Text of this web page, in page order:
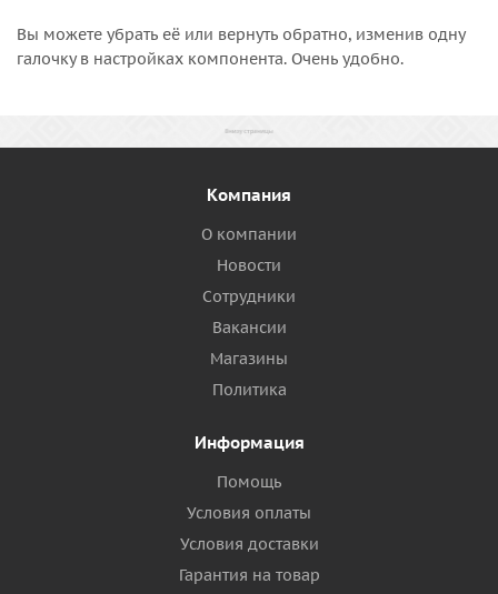
Вы можете убрать её или вернуть обратно, изменив одну
галочку в настройках компонента. Очень удобно.
Компания
О компании
Новости
Сотрудники
Вакансии
Магазины
Политика
Информация
Помощь
Условия оплаты
Условия доставки
Гарантия на товар